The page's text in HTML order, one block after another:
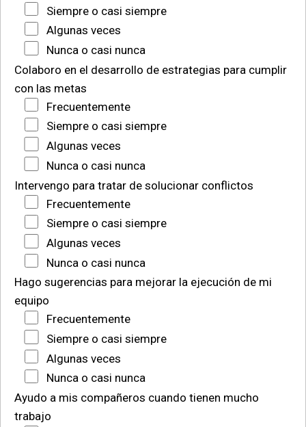
Siempre o casi siempre
Algunas veces
Nunca o casi nunca
Colaboro en el desarrollo de estrategias para cumplir
con las metas
Frecuentemente
Siempre o casi siempre
Algunas veces
Nunca o casi nunca
Intervengo para tratar de solucionar conflictos
Frecuentemente
Siempre o casi siempre
Algunas veces
Nunca o casi nunca
Hago sugerencias para mejorar la ejecución de mi
equipo
Frecuentemente
Siempre o casi siempre
Algunas veces
Nunca o casi nunca
Ayudo a mis compañeros cuando tienen mucho
trabajo